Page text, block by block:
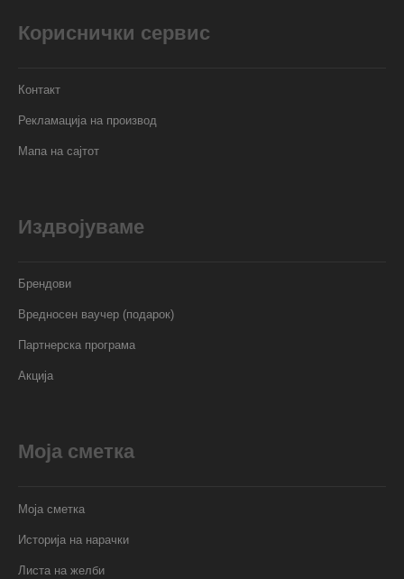
Кориснички сервис
Контакт
Рекламација на производ
Мапа на сајтот
Издвојуваме
Брендови
Вредносен ваучер (подарок)
Партнерска програма
Акција
Моја сметка
Моја сметка
Историја на нарачки
Листа на желби